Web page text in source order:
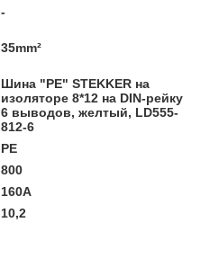
-
35mm²
Шина "PE" STEKKER на
изоляторе 8*12 на DIN-рейку
6 выводов, желтый, LD555-
812-6
PE
800
160А
10,2